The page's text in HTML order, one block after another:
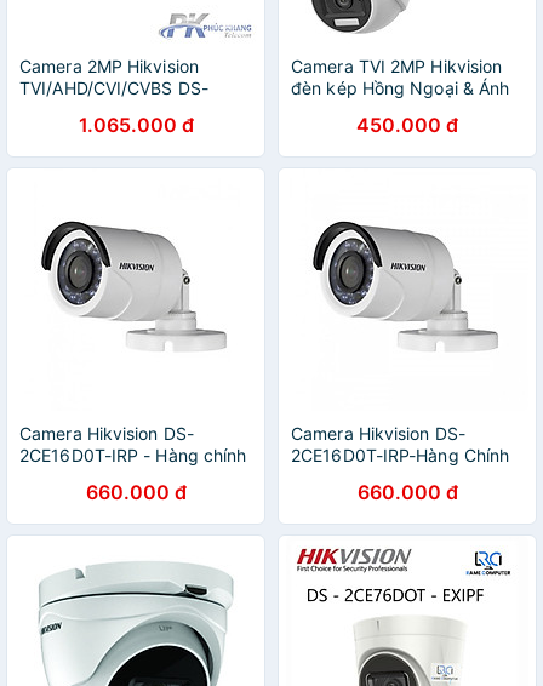
Camera 2MP Hikvision
TVI/AHD/CVI/CVBS DS-
CÓ MÀU 24/24 Hỗ trợ đèn
trợ sáng 40m - Hàng Chính
Hãng
1.065.000 đ
Camera TVI 2MP Hikvision
đèn kép Hồng Ngoại & Ánh
minh) DS-2CE76D0T-EXLPF,
DS-2CE16D0T-EXLPF -
Hàng chính hãng
450.000 đ
Camera Hikvision DS-
2CE16D0T-IRP - Hàng chính
660.000 đ
Camera Hikvision DS-
2CE16D0T-IRP-Hàng Chính
660.000 đ